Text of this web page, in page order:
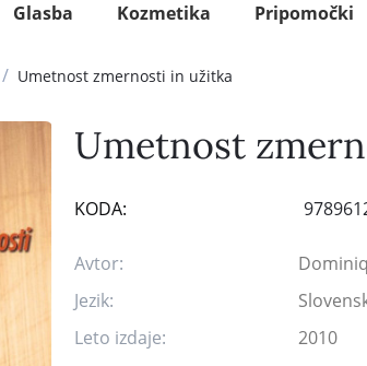
Glasba Kozmetika Pripomočki
/ Umetnost zmernosti in užitka
Umetnost
KODA:
Avtor:
Jezik:
Leto izdaje:
2010